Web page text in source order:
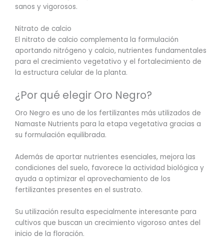
sanos y vigorosos.
Nitrato de calcio
El nitrato de calcio complementa la formulación
aportando nitrógeno y calcio, nutrientes fundamentales
para el crecimiento vegetativo y el fortalecimiento de
la estructura celular de la planta.
¿Por qué elegir Oro Negro?
Oro Negro es uno de los fertilizantes más utilizados de
Namaste Nutrients para la etapa vegetativa gracias a
su formulación equilibrada.
Además de aportar nutrientes esenciales, mejora las
condiciones del suelo, favorece la actividad biológica y
ayuda a optimizar el aprovechamiento de los
fertilizantes presentes en el sustrato.
Su utilización resulta especialmente interesante para
cultivos que buscan un crecimiento vigoroso antes del
inicio de la floración.